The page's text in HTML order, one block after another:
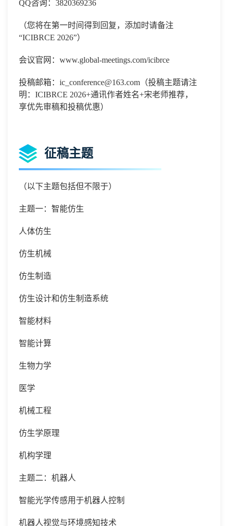
QQ咨询：3820369236
（您将在第一时间得到回复，添加时请备注
“ICIBRCE 2026”）
会议官网：www.global-meetings.com/icibrce
投稿邮箱：ic_conference@163.com（投稿主题请注
明：ICIBRCE 2026+通讯作者姓名+宋老师推荐，
享优先审稿和投稿优惠）
征稿主题
（以下主题包括但不限于）
主题一：智能仿生
人体仿生
仿生机械
仿生制造
仿生设计和仿生制造系统
智能材料
智能计算
生物力学
医学
机械工程
仿生学原理
机构学理
主题二：机器人
智能光学传感用于机器人控制
机器人视觉与环境感知技术